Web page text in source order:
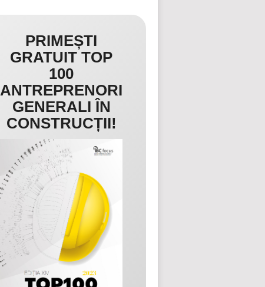
PRIMEȘTI
GRATUIT TOP
100
ANTREPRENORI
GENERALI ÎN
CONSTRUCȚII!